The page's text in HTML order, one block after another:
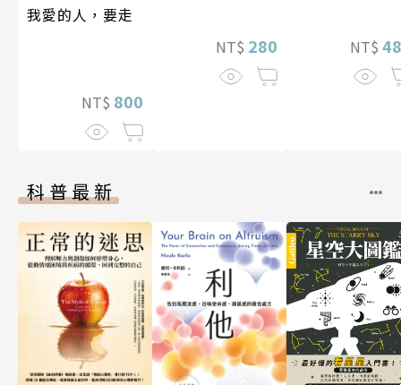
我愛的人，要走
NT$ 800
NT$ 280 NT$
科普最新